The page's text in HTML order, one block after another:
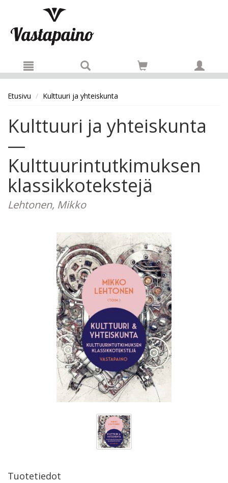
Etusivu Kulttuuri ja yhteiskunta
Kulttuuri ja yhteiskunta
—
Kulttuurintutkimuksen
klassikkotekstejä
Lehtonen, Mikko
Tuotetiedot